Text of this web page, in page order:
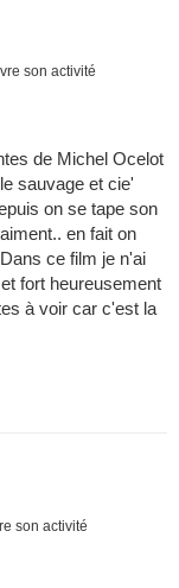
son activité
de Michel Ocelot
sauvage et cie'
on se tape son
en fait on
ce film je n'ai
fort heureusement
à voir car c'est la
son activité